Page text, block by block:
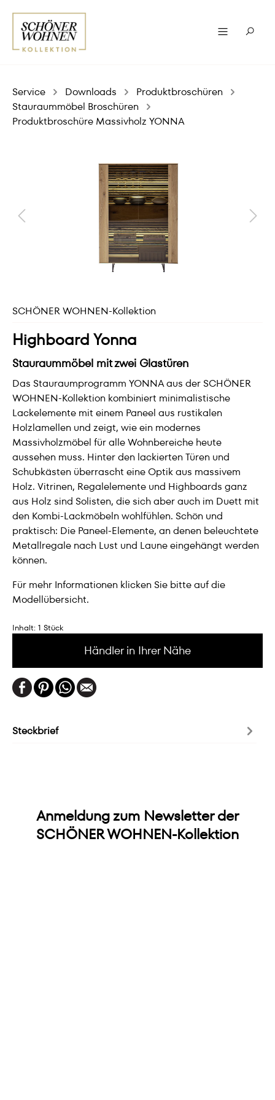
Service Downloads
Produktbroschüren
Stauraummöbel Broschüren
Produktbroschüre Massivholz YONNA
SCHÖNER WOHNEN-Kollektion
Highboard Yonna
Stauraummöbel mit zwei Glastüren
Das Stauraumprogramm YONNA aus der SCHÖNER
WOHNEN-Kollektion kombiniert minimalistische
Lackelemente mit einem Paneel aus rustikalen
Holzlamellen und zeigt, wie ein modernes
Massivholzmöbel für alle Wohnbereiche heute
aussehen muss. Hinter den lackierten Türen und
Schubkästen überrascht eine Optik aus massivem
Holz. Vitrinen, Regalelemente und Highboards ganz
aus Holz sind Solisten, die sich aber auch im Duett mit
den Kombi-Lackmöbeln wohlfühlen. Schön und
praktisch: Die Paneel-Elemente, an denen beleuchtete
Metallregale nach Lust und Laune eingehängt werden
können.
Für mehr Informationen klicken Sie bitte auf die
Modellübersicht.
Inhalt: 1 Stück
Händler in Ihrer Nähe
Steckbrief
Anmeldung zum Newsletter der
SCHÖNER WOHNEN-Kollektion